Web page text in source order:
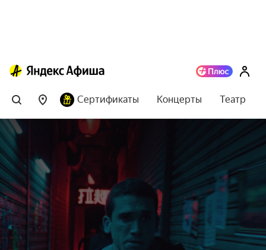
Сертификаты Концерты Театр